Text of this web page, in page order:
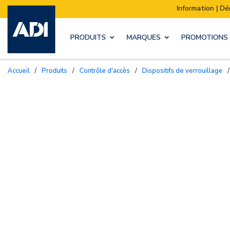
Information | Déménagement de notre stock :
PRODUITS MARQUES PROMOTIONS
Accueil / Produits / Contrôle d'accès / Dispositifs de verrouillage /